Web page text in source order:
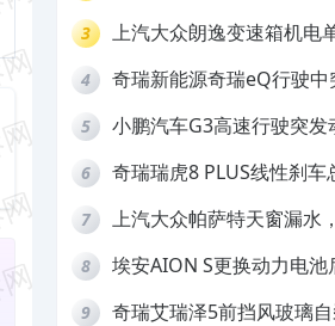
3
上汽大众朗逸变速箱机电
4
奇瑞新能源奇瑞eQ行驶中
拒绝三电质保
5
小鹏汽车G3高速行驶突发
6
奇瑞瑞虎8 PLUS线性刹车
7
上汽大众帕萨特天窗漏水
8
埃安AION S更换动力电池
9
奇瑞艾瑞泽5前挡风玻璃